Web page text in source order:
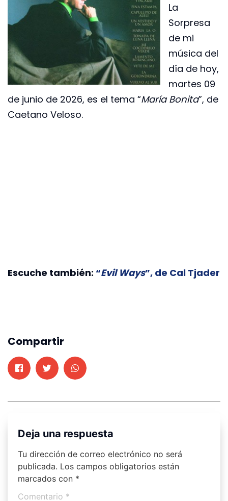
La
Sorpresa
de mi
música del
día de hoy,
martes 09
de junio de 2026, es el tema “María Bonita”, de
Caetano Veloso.
Escuche también: “Evil Ways”, de Cal Tjader
Compartir
Deja una respuesta
Tu dirección de correo electrónico no será
publicada. Los campos obligatorios están
marcados con *
Comentario *